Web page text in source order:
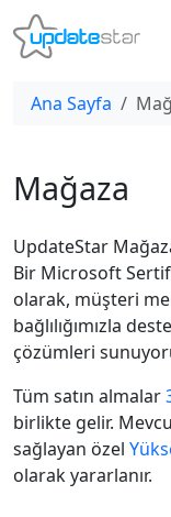
Ana Sayfa
Mağaza
UpdateStar
Bir Microsoft
olarak, müşteri
bağlılığımızla
çözümleri
Tüm satın almalar
birlikte gelir.
sağlayan özel
olarak yararlanır.